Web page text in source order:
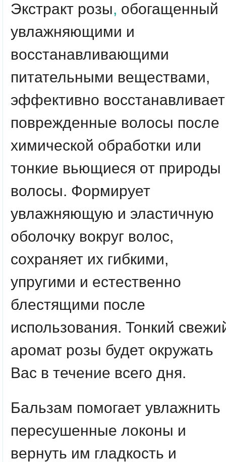
Экстракт розы, обогащенный
увлажняющими и
восстанавливающими
питательными веществами,
эффективно восстанавливает
поврежденные волосы после
химической обработки или
тонкие вьющиеся от природы
волосы. Формирует
увлажняющую и эластичную
оболочку вокруг волос,
сохраняет их гибкими,
упругими и естественно
блестящими после
использования. Тонкий
аромат розы будет окружать
Вас в течение всего дня.
Бальзам помогает увлажнить
пересушенные локоны и
вернуть им гладкость и